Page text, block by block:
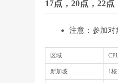
17点，20点，22
注意：参加对
区域
新加坡 1核